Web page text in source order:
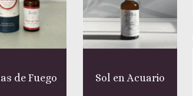
Sol en Acuario
Solsticio de